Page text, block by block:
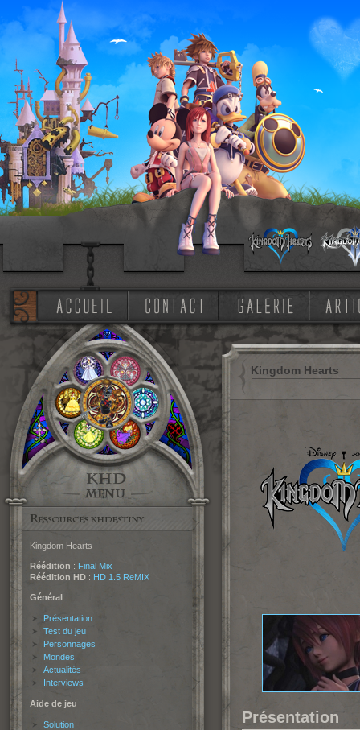
Kingdom Hearts
Réédition : Final Mix
Réédition HD : HD 1.5 ReMIX
Général
Présentation
Test du jeu
Personnages
Mondes
Actualités
Interviews
Aide de jeu
Solution
Kingdom Hearts
Présentation